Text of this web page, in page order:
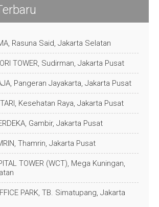
Rasuna Said, Jakarta Selatan
TOWER, Sudirman, Jakarta Pusat
Pangeran Jayakarta, Jakarta Pusat
Kesehatan Raya, Jakarta Pusat
Gambir, Jakarta Pusat
Thamrin, Jakarta Pusat
TOWER (WCT), Mega Kuningan,
PARK, TB. Simatupang, Jakarta